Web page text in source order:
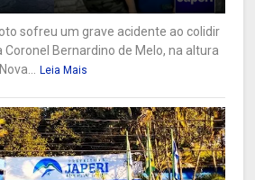
sofreu um grave acidente ao colidir
Coronel Bernardino de Melo, na altura
Leia Mais